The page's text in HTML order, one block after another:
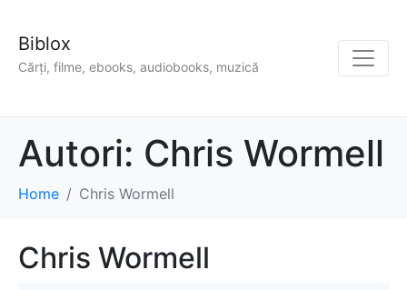
Biblox
Cărți, filme, ebooks, audiobooks, muzică
Autori: Chris Wormell
Home Chris Wormell
Chris Wormell